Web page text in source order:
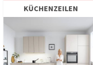
MODERNE KÜCHEN